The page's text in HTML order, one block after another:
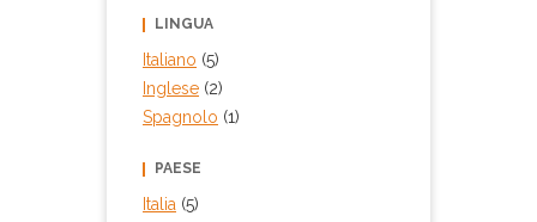
LINGUA
Italiano (5)
Inglese (2)
Spagnolo (1)
PAESE
Italia (5)